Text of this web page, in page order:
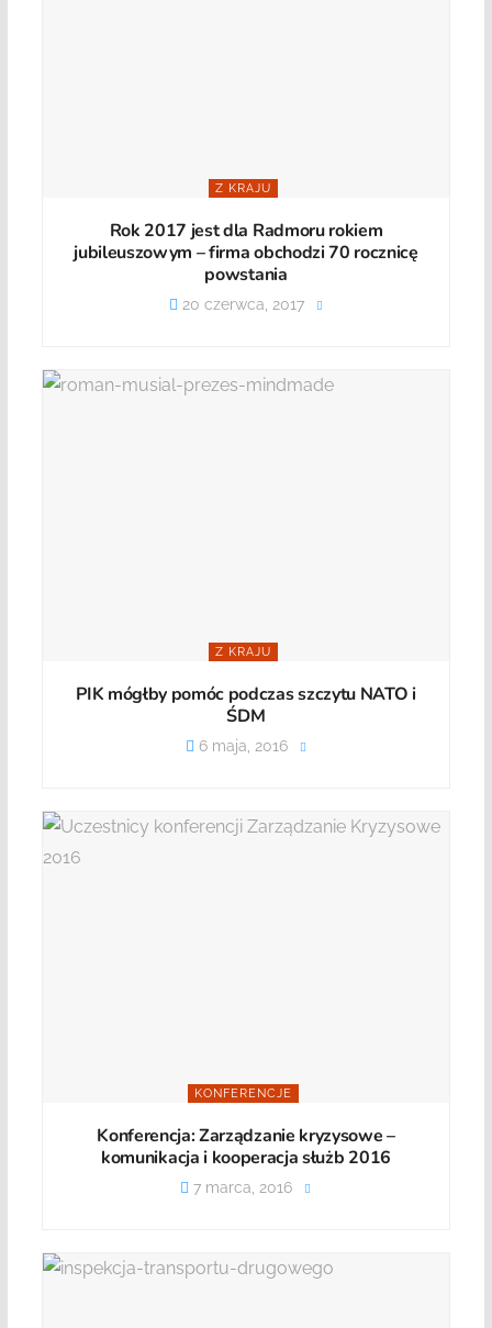
Z KRAJU
Rok 2017 jest dla Radmoru rokiem
jubileuszowym – firma obchodzi 70 rocznicę
powstania
20 czerwca, 2017
Z KRAJU
PIK mógłby pomóc podczas szczytu NATO i
ŚDM
6 maja, 2016
KONFERENCJE
Konferencja: Zarządzanie kryzysowe –
komunikacja i kooperacja służb 2016
7 marca, 2016